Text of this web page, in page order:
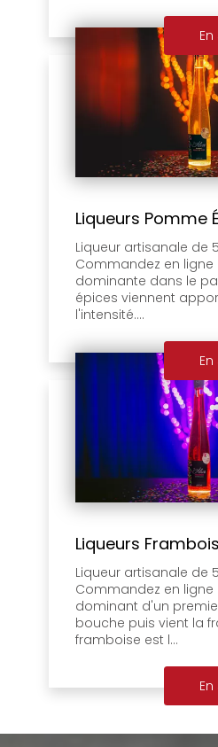
Liqueurs Pomme
Liqueur artisanale de
Commandez en
dominante dans le
épices viennent
l'intensité....
Liqueurs
Liqueur artisanale de
Commandez en ligne
dominant d'un
bouche puis vient la
framboise est l...